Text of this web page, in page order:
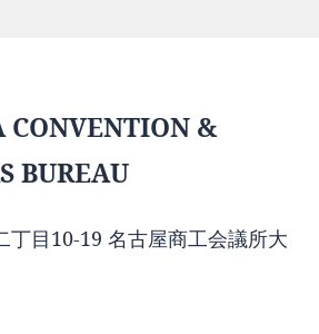
CONVENTION &
BUREAU
丁目10-19 名古屋商工会議所大